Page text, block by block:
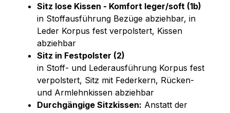
Sitz lose Kissen - Komfort leger/soft (1b)
in Stoffausführung Bezüge abziehbar, in
Leder Korpus fest verpolstert, Kissen
abziehbar
Sitz in Festpolster (2)
in Stoff- und Lederausführung Korpus fest
verpolstert, Sitz mit Federkern, Rücken-
und Armlehnkissen abziehbar
Durchgängige Sitzkissen: Anstatt der